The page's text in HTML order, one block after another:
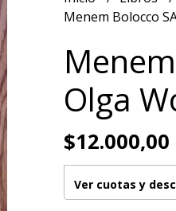
Menem Bolocco
Olga
$12.000,00
Ver cuotas y